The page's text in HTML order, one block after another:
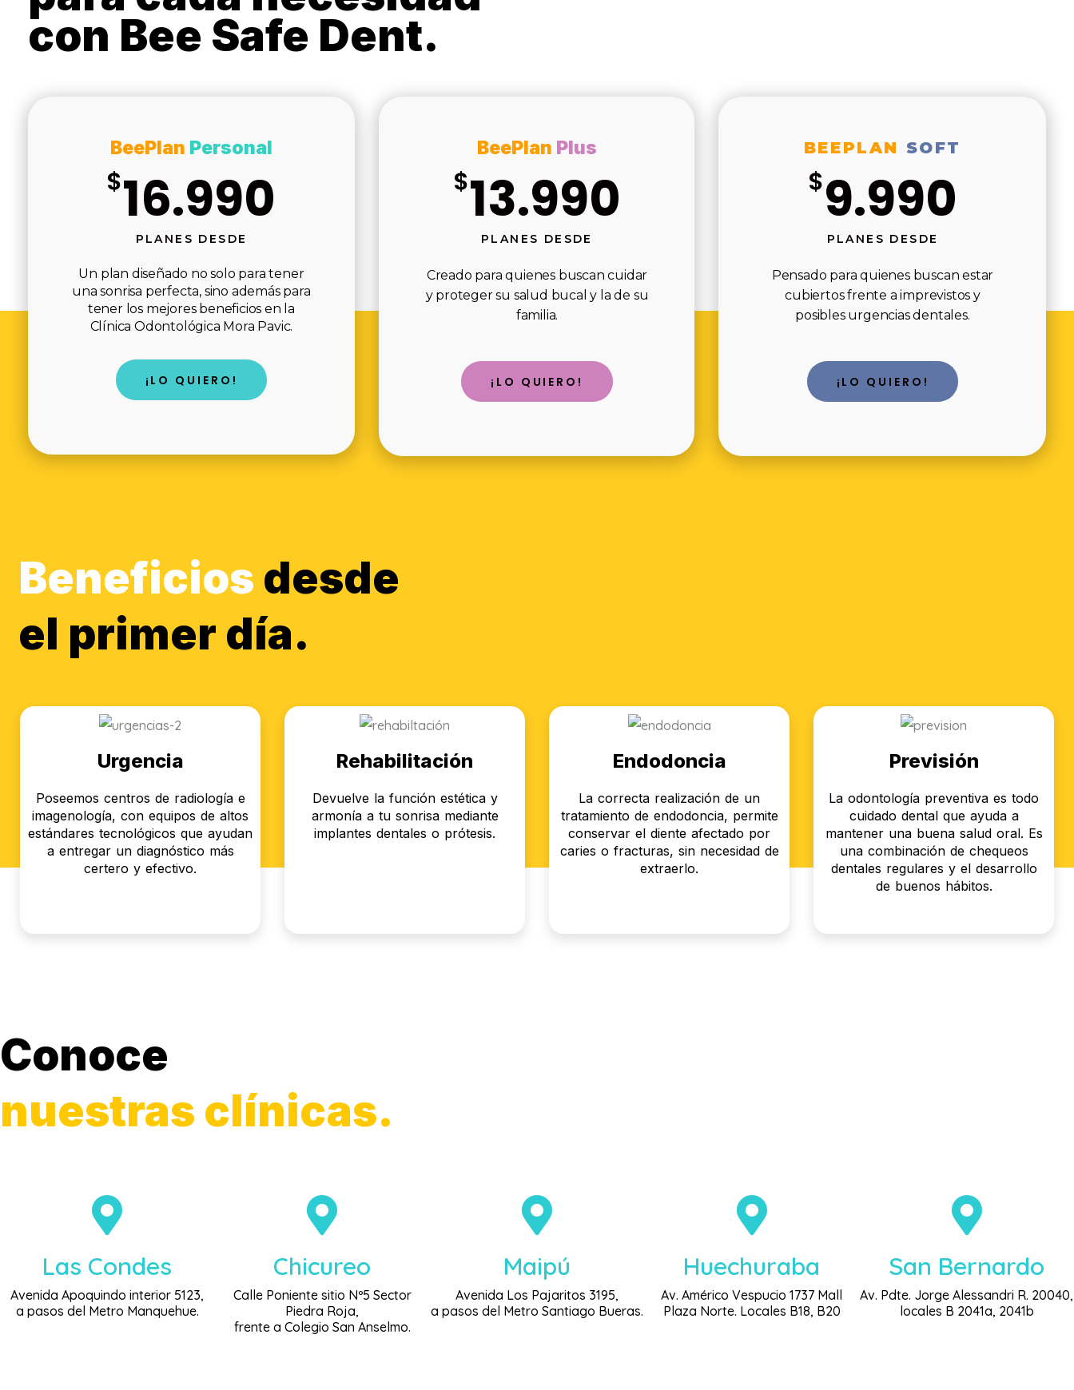
con Bee Safe Dent.
BeePlan Personal
$16.990
PLANES DESDE
Un plan diseñado no solo para tener
una sonrisa perfecta, sino además para
tener los mejores beneficios en la
Clínica Odontológica Mora Pavic.
¡LO QUIERO!
BeePlan Plus
$13.990
PLANES DESDE
Creado para quienes buscan cuidar
y proteger su salud bucal y la de su
familia.
¡LO QUIERO!
BEEPLAN SOFT
$9.990
PLANES DESDE
Pensado para quienes buscan estar
cubiertos frente a imprevistos y
posibles urgencias dentales.
¡LO QUIERO!
Beneficios desde
el primer día.
Urgencia
Poseemos centros de radiología e
imagenología, con equipos de altos
estándares tecnológicos que ayudan
a entregar un diagnóstico más
certero y efectivo.
Rehabilitación
Devuelve la función estética y
armonía a tu sonrisa mediante
implantes dentales o prótesis.
Endodoncia
La correcta realización de un
tratamiento de endodoncia, permite
conservar el diente afectado por
caries o fracturas, sin necesidad de
extraerlo.
Previsión
La odontología preventiva es todo
cuidado dental que ayuda a
mantener una buena salud oral. Es
una combinación de chequeos
dentales regulares y el desarrollo
de buenos hábitos.
Conoce
nuestras clínicas.
Las Condes
Avenida Apoquindo interior 5123,
a pasos del Metro Manquehue.
Chicureo
Calle Poniente sitio Nº5 Sector
Piedra Roja,
frente a Colegio San Anselmo.
Maipú
Avenida Los Pajaritos 3195,
a pasos del Metro Santiago Bueras.
Huechuraba
Av. Américo Vespucio 1737 Mall
Plaza Norte. Locales B18, B20
San Bernardo
Av. Pdte. Jorge Alessandri R. 20040,
locales B 2041a, 2041b